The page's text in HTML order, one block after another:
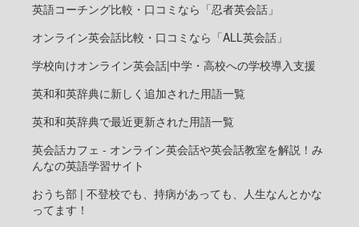
英語コーチング比較・口コミなら「忍者英会話」
オンライン英会話比較・口コミなら「ALL英会話」
学校向けオンライン英会話|中学・高校への学校導入支援
英和和英辞典に新しく追加された用語一覧
英和和英辞典で最近更新された用語一覧
英会話カフェ - オンライン英会話や英会話教室を解説！み
んなの英語学習サイト
おうち部 | 不登校でも、持病があっても、人生なんとかな
ってます！